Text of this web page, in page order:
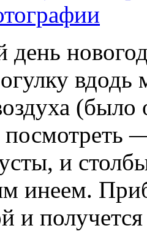
день
вдодь
(было
и
инеем.
и